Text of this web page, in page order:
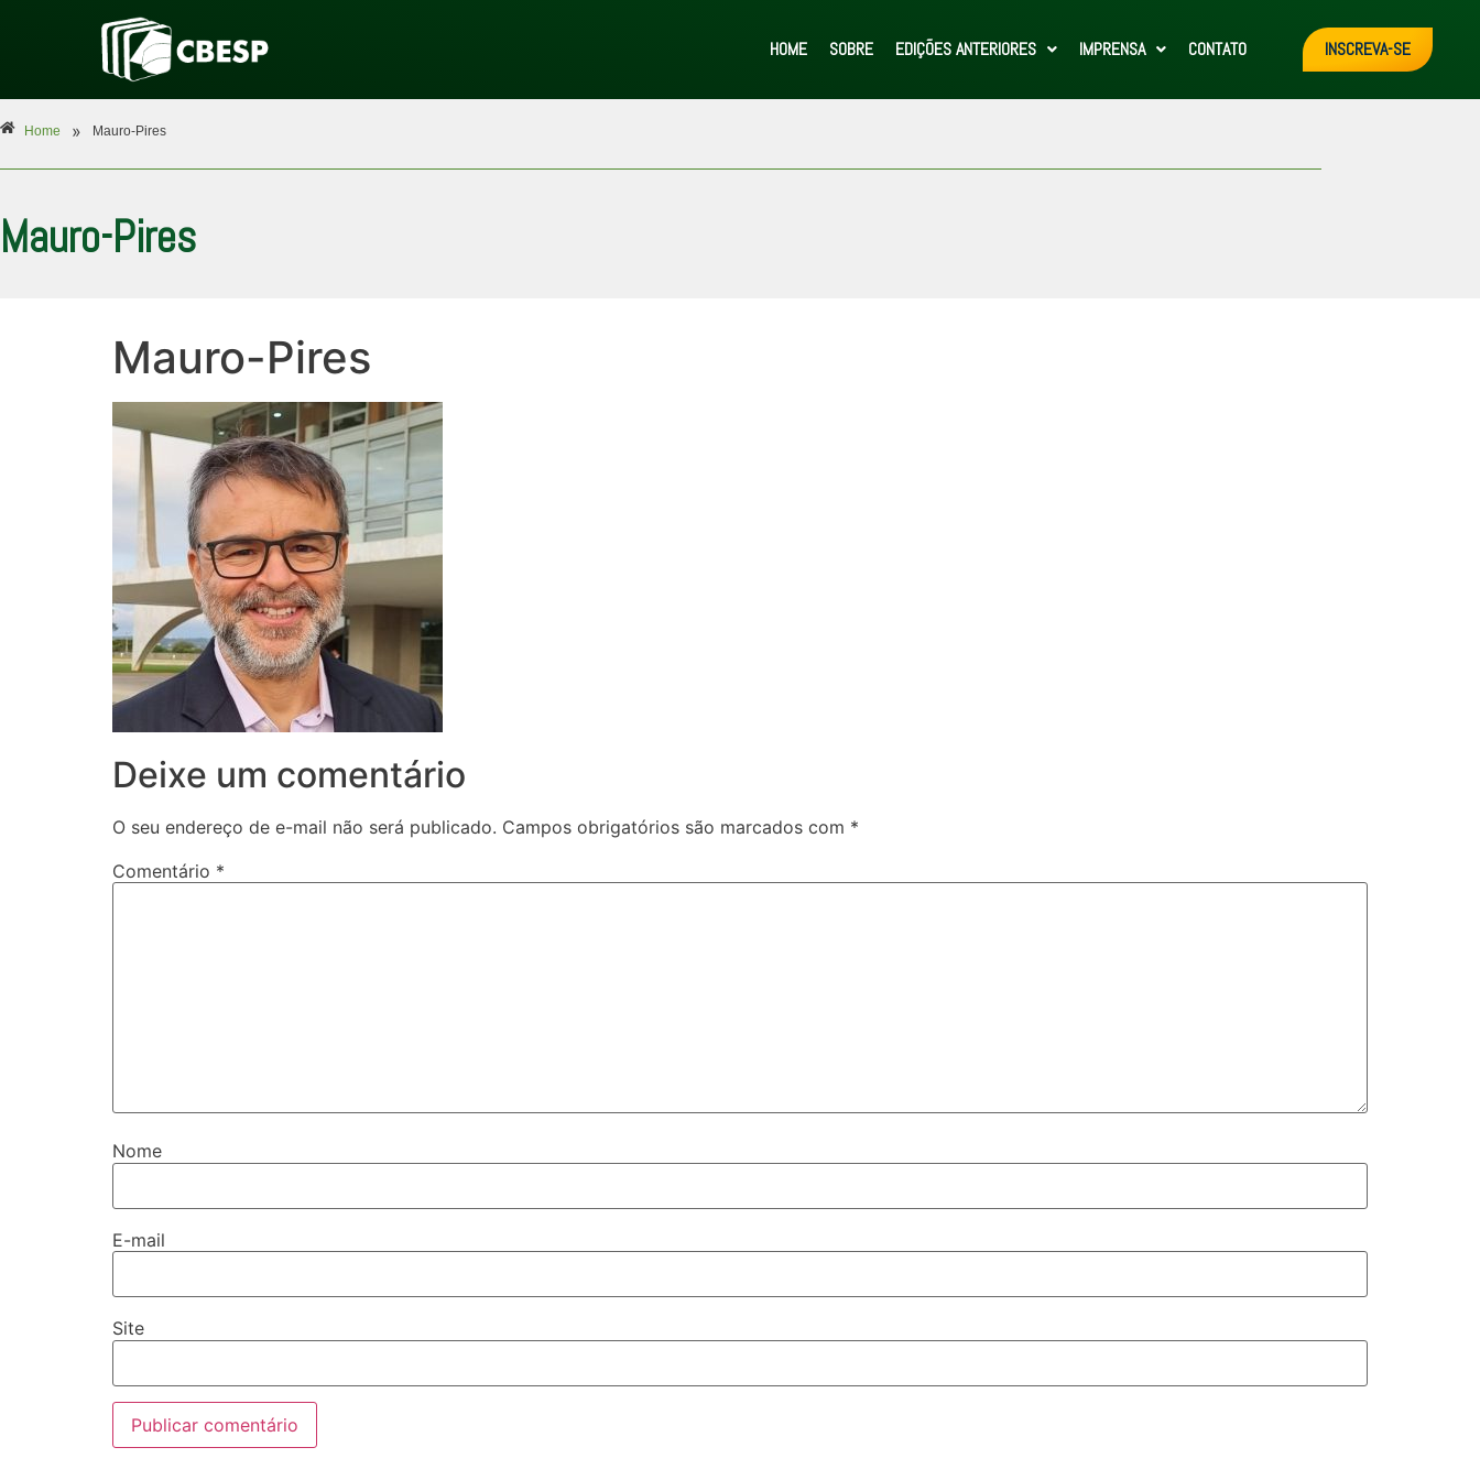
HOME SOBRE EDIÇÕES ANTERIORES IMPRENSA CONTATO INSCREVA-SE
Home » Mauro-Pires
Mauro-Pires
Mauro-Pires
Deixe um comentário
O seu endereço de e-mail não será publicado. Campos obrigatórios são marcados com *
Comentário *
Nome
E-mail
Site